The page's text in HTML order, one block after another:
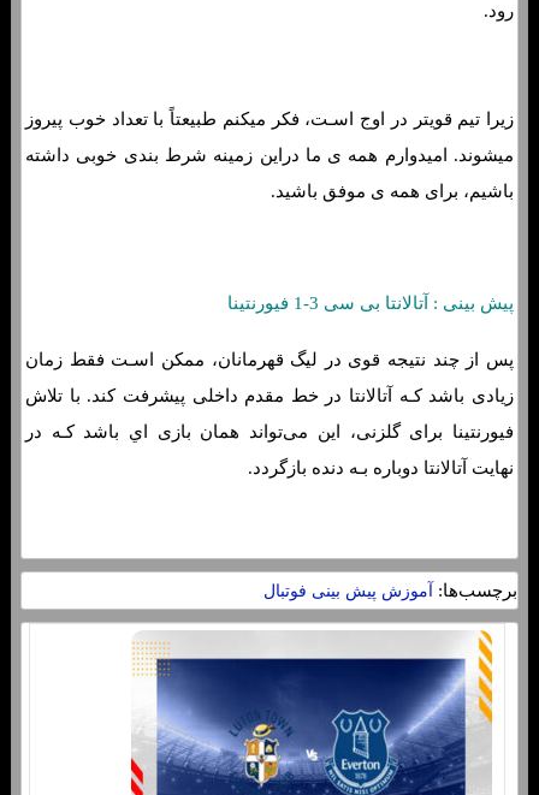
رود.
زیرا تیم قویتر در اوج اسـت، فکر میکنم طبیعتاً با تعداد خوب پیروز
میشوند. امیدوارم همه ی ما دراین زمینه شرط بندی خوبی داشته
باشیم، برای همه ی موفق باشید.
پیش بینی : آتالانتا بی سی 3-1 فیورنتینا
پس از چند نتیجه قوی در لیگ قهرمانان، ممکن اسـت فقط زمان
زیادی باشد کـه آتالانتا در خط مقدم داخلی پیشرفت کند. با تلاش
فیورنتینا برای گلزنی، این می‌تواند همان بازی اي باشد کـه در
نهایت آتالانتا دوباره بـه دنده بازگردد.
برچسب‌ها: آموزش پیش بینی فوتبال